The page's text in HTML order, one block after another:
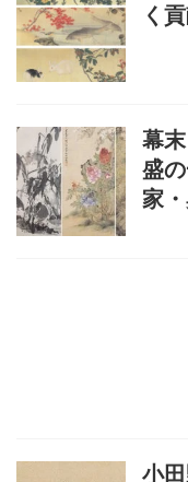
く
幕
盛
家
小